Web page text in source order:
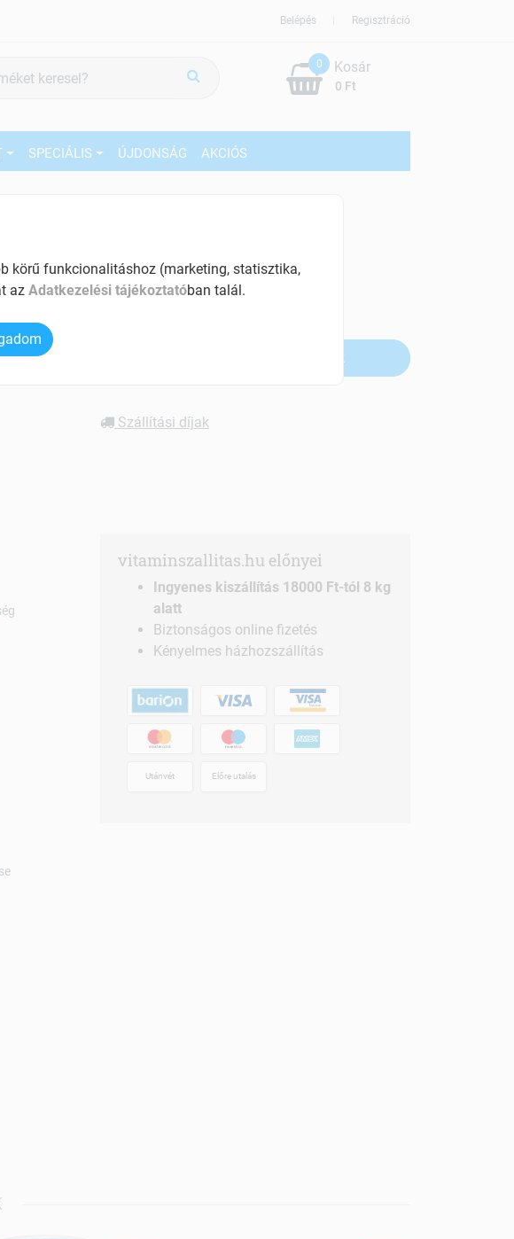
Regisztráció
Belépés
0
0 Ft
Kosár
SPECIÁLIS ÚJDONSÁG AKCIÓS
Készletinformáció:
Szállítási díjak
vitaminszallitas.hu előnyei
Ingyenes kiszállítás 18000 Ft-tól 8 kg
alatt
Biztonságos online fizetés
Kényelmes házhozszállítás
Utánvét Előre utalás
körű funkcionalitáshoz (marketing, statisztika,
az Adatkezelési tájékoztatóban talál.